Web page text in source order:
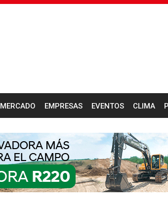
MERCADO EMPRESAS EVENTOS CLIMA